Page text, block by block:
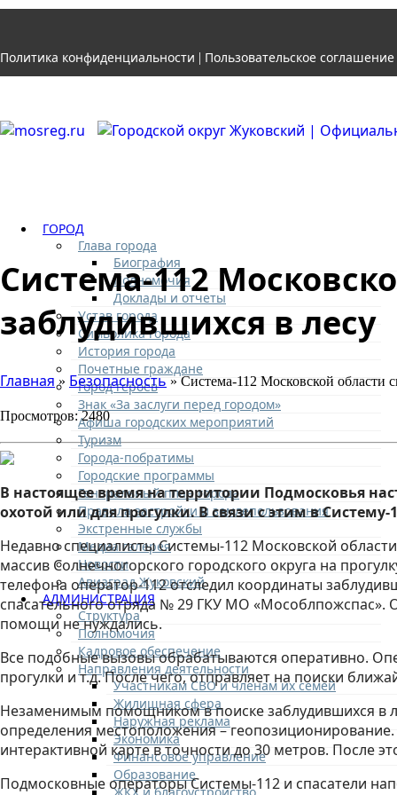
Политика конфиденциальности | Пользовательское соглашение
ГОРОД
Глава города
Биография
Полномочия
Доклады и отчеты
Устав города
Символика города
История города
Почетные граждане
Город героев
Знак «За заслуги перед городом»
Афиша городских мероприятий
Туризм
Города-побратимы
Городские программы
Генеральный план города
Правила застройки и землепользования
Экстренные службы
Медиа галерея
Новости
Авиаград Жуковский
АДМИНИСТРАЦИЯ
Структура
Полномочия
Кадровое обеспечение
Направления деятельности
Участникам СВО и членам их семей
Жилищная сфера
Наружная реклама
Экономика
Финансовое управление
Образование
ЖКХ и благоустройство
Система-112
заблудившихся в лесу
Главная » Безопасность » Система-112 Московской области
Просмотров: 2480
В настоящее время на территории Подмосковья
охотой или для прогулки. В связи с этим в
Недавно специалисты Системы-112 Московской
массив Солнечногорского городского округа на
телефона оператор-112 отследил координаты
спасательного отряда № 29 ГКУ МО «Мособлпожспас».
помощи не нуждались.
Все подобные вызовы обрабатываются оперативно.
прогулки и т.д. После чего, отправляет на поиски
Незаменимым помощником в поиске заблудившихся в
определения местоположения –
интерактивной карте в точности до 30 метров. После
Подмосковные операторы Системы-112 и спасатели